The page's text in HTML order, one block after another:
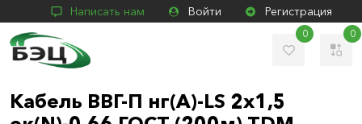
Написать нам Войти Регистрация
0 0
Кабель ВВГ-П нг(А)-LS 2х1,5